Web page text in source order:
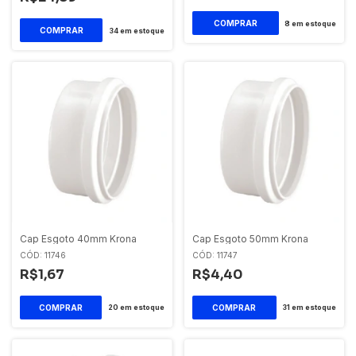
34em estoque
8 em estoque
Cap Esgoto 40mm Krona
CÓD: 11746
R$1,67
20 em estoque
Cap Esgoto 50mm Krona
CÓD: 11747
R$4,40
31 em estoque